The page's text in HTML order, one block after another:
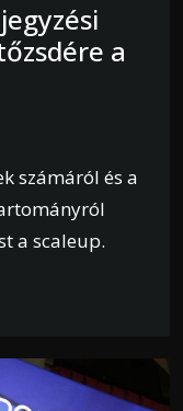
a
számáról és a
a scaleup.